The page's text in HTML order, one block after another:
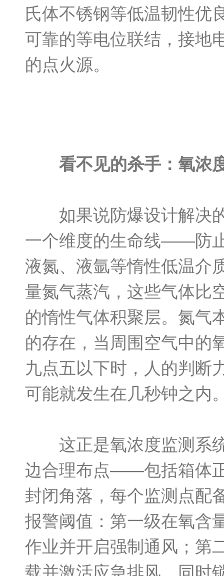
氏体不锈钢等低温韧性优
可靠的等电位联结，接地
的点火源。
看不见的杀手：氧浓
如果说防爆设计解决的
一个维度的生命线——防
液氮、液氩等惰性低温介
量氮气蒸汽，这些气体比
的惰性气体积聚层。氮气
的存在，当周围空气中的
九点五以下时，人的判断
可能就发生在几秒钟之内
这正是氧浓度监测系统
边合理布点——包括箱体
封闭角落，每个监测点配
报警阈值：第一级在氧含
作业并开启强制通风；第
载并激活应急排风，同时